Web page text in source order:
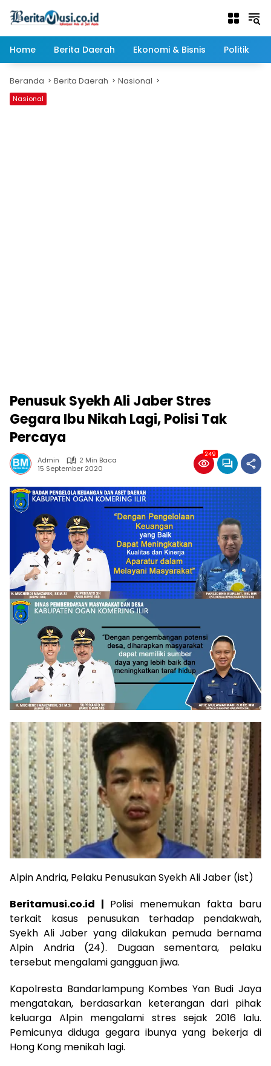
Home
Berita Daerah Ekonomi & Bisnis Politik
Beranda Berita Daerah Nasional
Nasional
Penusuk Syekh Ali Jaber Stres
Gegara Ibu Nikah Lagi, Polisi Tak
Percaya
Admin
2 Min Baca
15 September 2020
249
Alpin Andria, Pelaku Penusukan Syekh Ali Jaber (ist)
Beritamusi.co.id | Polisi menemukan fakta baru
terkait kasus penusukan terhadap pendakwah,
Syekh Ali Jaber yang dilakukan pemuda bernama
Alpin Andria (24). Dugaan sementara, pelaku
tersebut mengalami gangguan jiwa.
Kapolresta Bandarlampung Kombes Yan Budi Jaya
mengatakan, berdasarkan keterangan dari pihak
keluarga Alpin mengalami stres sejak 2016 lalu.
Pemicunya diduga gegara ibunya yang bekerja di
Hong Kong menikah lagi.